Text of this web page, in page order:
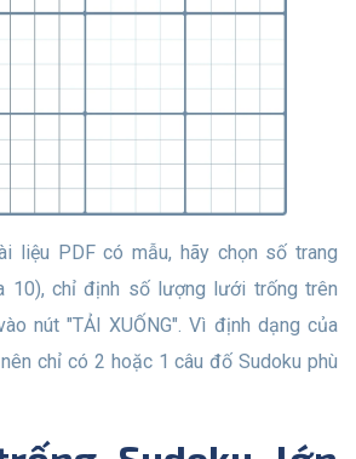
10), chỉ định số lượng lưới trống trên
nút "TẢI XUỐNG". Vì định dạng của
chỉ có 2 hoặc 1 câu đố Sudoku phù